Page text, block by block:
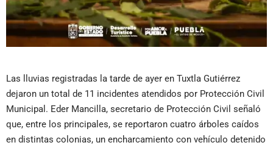
Las lluvias registradas la tarde de ayer en Tuxtla Gutiérrez
dejaron un total de 11 incidentes atendidos por Protección Civil
Municipal. Eder Mancilla, secretario de Protección Civil señaló
que, entre los principales, se reportaron cuatro árboles caídos
en distintas colonias, un encharcamiento con vehículo detenido